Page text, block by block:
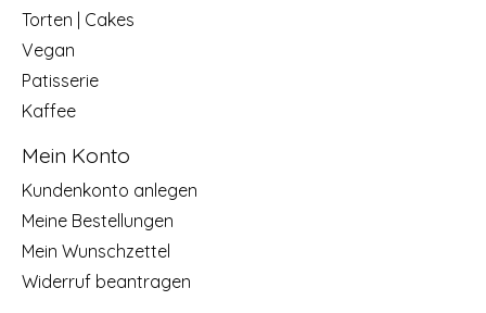
Torten | Cakes
Vegan
Patisserie
Kaffee
Mein Konto
Kundenkonto anlegen
Meine Bestellungen
Mein Wunschzettel
Widerruf beantragen